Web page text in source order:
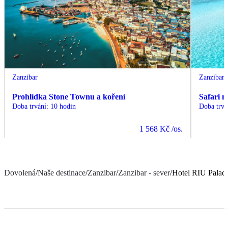
Zanzibar
Prohlídka Stone Townu a koření
Doba trvání: 10 hodin
1 568 Kč /os.
Zanzibar
Safari
Doba
Dovolená/Naše destinace/Zanzibar/Zanzibar - sever/Hotel RIU